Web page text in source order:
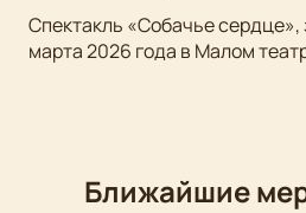
Спектакль «Собачье
марта 2026 года в Малом
Ближайшие